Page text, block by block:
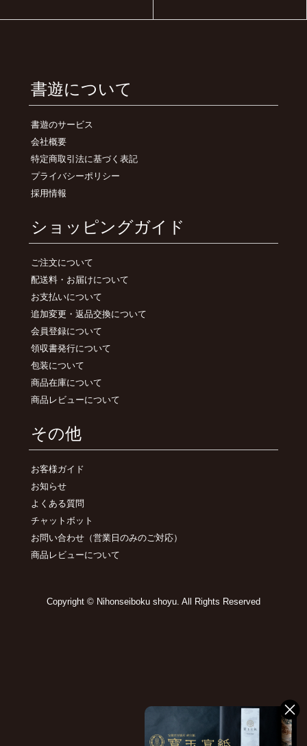
書遊について
書遊のサービス
会社概要
特定商取引法に基づく表記
プライバシーポリシー
採用情報
ショッピングガイド
ご注文について
配送料・お届けについて
お支払いについて
追加変更・返品交換について
会員登録について
領収書発行について
包装について
商品在庫について
商品レビューについて
その他
お客様ガイド
お知らせ
よくある質問
チャットボット
お問い合わせ （営業日のみのご対応）
商品レビューについて
Copyright © Nihonseiboku shoyu. All Rights Reserved